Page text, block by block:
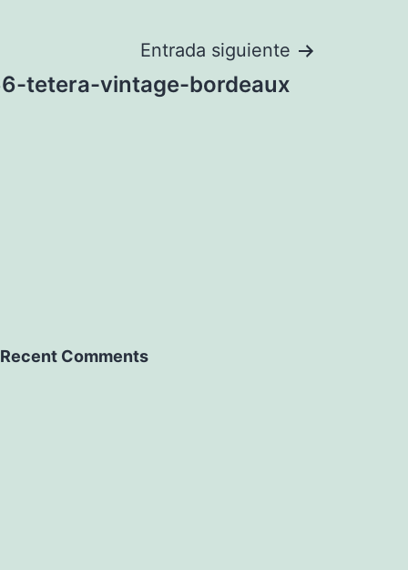
Entrada siguiente
tetera-vintage-bordeaux
Recent Comments